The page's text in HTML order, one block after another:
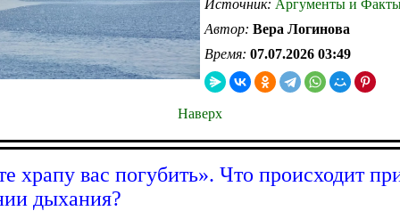
Источник: Аргументы и
Автор: Вера Логинова
Время: 07.07.2026 03:49
Наверх
храпу вас погубить». Что происходит
дыхания?